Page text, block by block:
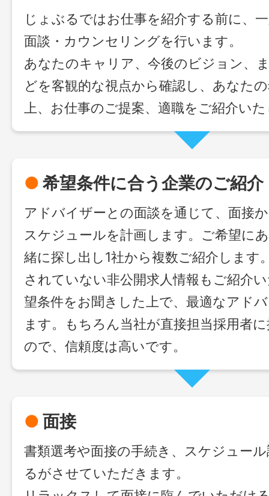
じょぶるではお仕事を紹介する前に、
面談・カウンセリングを行います。
あなたのキャリア、今後のビジョン、
どを客観的な視点から確認し、あなた
上、お仕事のご提案、適職をご紹介い
● 希望条件に合う企業のご紹介
アドバイザーとの面談を通じて、面接
スケジュールを計画します。ご希望に
緒に探し出し1社から複数ご紹介します
されていない非公開求人情報もご紹介
望条件をお聞きした上で、最適なアド
ます。もちろん当社が直接担当採用者
ので、信頼度は高いです。
● 面接
書類選考や面接の手続き、スケジュー
るがさせていただきます。